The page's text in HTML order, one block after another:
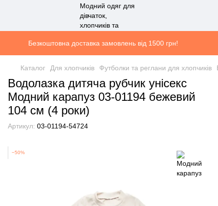
Безкоштовна доставка замовлень від 1500 грн!
Каталог Для хлопчиків Футболки та реглани для хлопчиків
Водолазка дитяча рубчик унісекс
Модний карапуз 03-01194 бежевий
104 см (4 роки)
Артикул: 03-01194-54724
−50%